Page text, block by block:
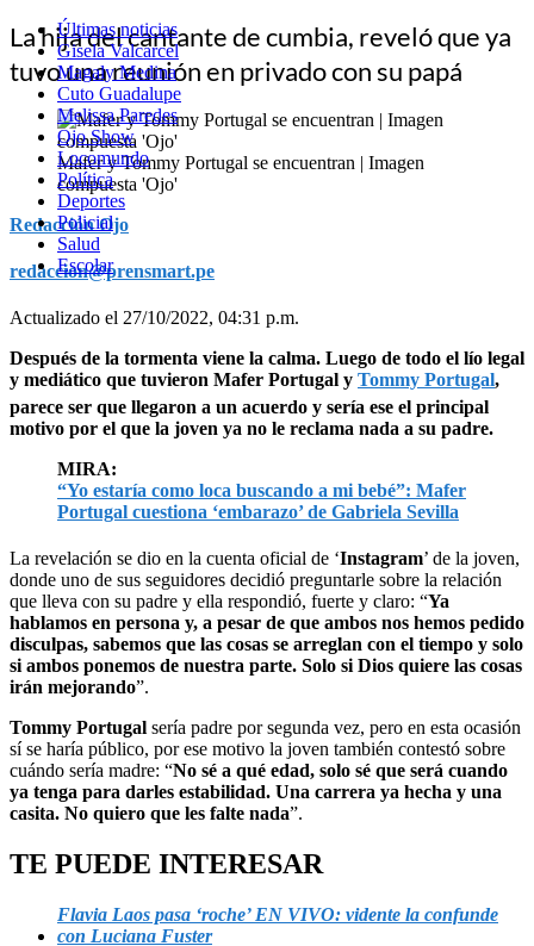
Últimas noticias
Gisela Valcarcel
Magaly Medina
Cuto Guadalupe
Melissa Paredes
Ojo Show
Locomundo
Política
Deportes
Policial
Salud
Escolar
La hija del cantante de cumbia, reveló que ya
tuvo una reunión en privado con su papá
Mafer y Tommy Portugal se encuentran | Imagen
compuesta 'Ojo'
Redacción Ojo
redaccion@prensmart.pe
Actualizado el 27/10/2022, 04:31 p.m.
Después de la tormenta viene la calma. Luego de todo el lío legal
y mediático que tuvieron Mafer Portugal y Tommy Portugal,
parece ser que llegaron a un acuerdo y sería ese el principal
motivo por el que la joven ya no le reclama nada a su padre.
MIRA:
“Yo estaría como loca buscando a mi bebé”: Mafer
Portugal cuestiona ‘embarazo’ de Gabriela Sevilla
La revelación se dio en la cuenta oficial de ‘Instagram’ de la joven,
donde uno de sus seguidores decidió preguntarle sobre la relación
que lleva con su padre y ella respondió, fuerte y claro: “Ya
hablamos en persona y, a pesar de que ambos nos hemos pedido
disculpas, sabemos que las cosas se arreglan con el tiempo y solo
si ambos ponemos de nuestra parte. Solo si Dios quiere las cosas
irán mejorando”.
Tommy Portugal sería padre por segunda vez, pero en esta ocasión
sí se haría público, por ese motivo la joven también contestó sobre
cuándo sería madre: “No sé a qué edad, solo sé que será cuando
ya tenga para darles estabilidad. Una carrera ya hecha y una
casita. No quiero que les falte nada”.
TE PUEDE INTERESAR
Flavia Laos pasa ‘roche’ EN VIVO: vidente la confunde
con Luciana Fuster